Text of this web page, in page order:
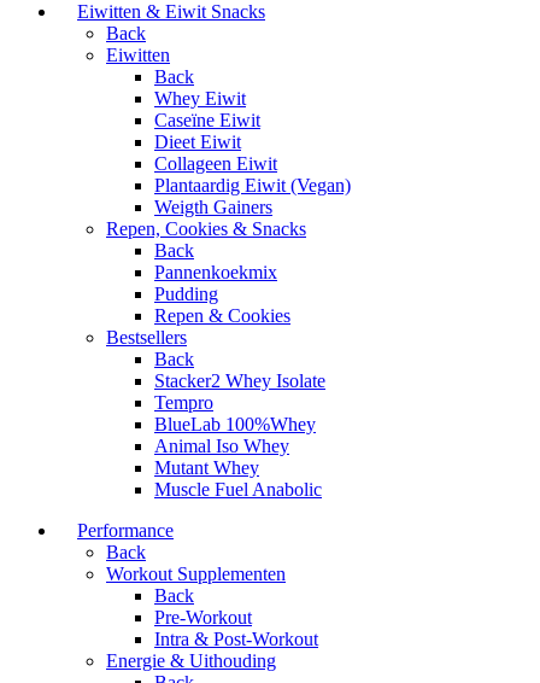
Eiwitten & Eiwit Snacks
Back
Eiwitten
Back
Whey Eiwit
Caseïne Eiwit
Dieet Eiwit
Collageen Eiwit
Plantaardig Eiwit (Vegan)
Weigth Gainers
Repen, Cookies & Snacks
Back
Pannenkoekmix
Pudding
Repen & Cookies
Bestsellers
Back
Stacker2 Whey Isolate
Tempro
BlueLab 100%Whey
Animal Iso Whey
Mutant Whey
Muscle Fuel Anabolic
Performance
Back
Workout Supplementen
Back
Pre-Workout
Intra & Post-Workout
Energie & Uithouding